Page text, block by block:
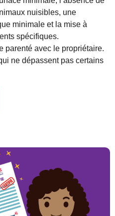
nuisibles, une
minimale et la mise à
spécifiques.
parenté avec le propriétaire.
ne dépassent pas certains